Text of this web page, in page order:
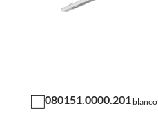
080151.0000.201 blanco